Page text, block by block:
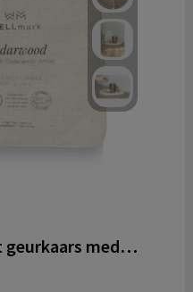
Wellmark cederhout geurkaars medium